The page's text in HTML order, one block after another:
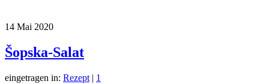
14 Mai 2020
Šopska-Salat
eingetragen in: Rezept | 1